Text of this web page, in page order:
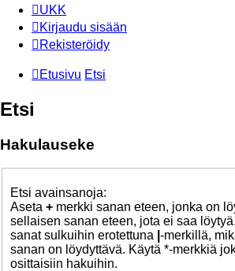
UKK
Kirjaudu sisään
Rekisteröidy
Etusivu Etsi
Etsi
Hakulauseke
Etsi avainsanoja:
Aseta + merkki sanan eteen, jonka on
sellaisen sanan eteen, jota ei saa
sanat sulkuihin erotettuna -merkillä,
sanan on löydyttävä. Käytä *-merkkiä
osittaisiin hakuihin.